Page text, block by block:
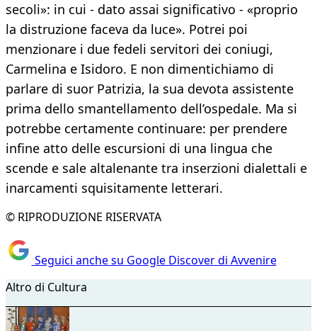
secoli»: in cui - dato assai significativo - «proprio
la distruzione faceva da luce». Potrei poi
menzionare i due fedeli servitori dei coniugi,
Carmelina e Isidoro. E non dimentichiamo di
parlare di suor Patrizia, la sua devota assistente
prima dello smantellamento dell’ospedale. Ma si
potrebbe certamente continuare: per prendere
infine atto delle escursioni di una lingua che
scende e sale altalenante tra inserzioni dialettali e
inarcamenti squisitamente letterari.
© RIPRODUZIONE RISERVATA
Seguici anche su Google Discover di Avvenire
Altro di Cultura